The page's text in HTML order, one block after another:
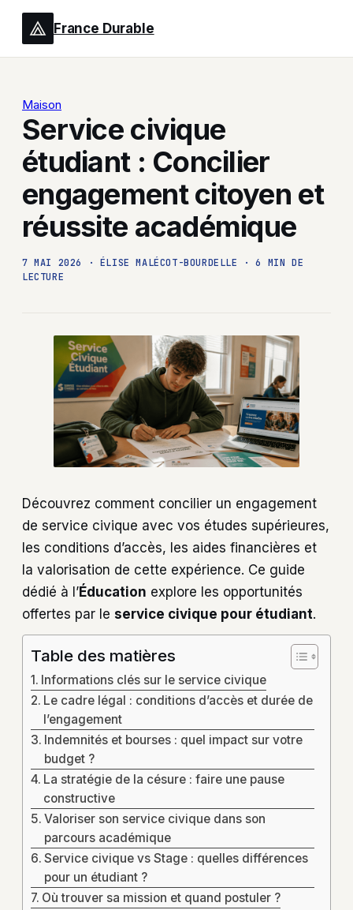
France Durable
Maison
Service civique
étudiant : Concilier
engagement citoyen et
réussite académique
7 MAI 2026 · ÉLISE MALÉCOT-BOURDELLE ·
6 MIN DE
LECTURE
Découvrez comment concilier un engagement
de service civique avec vos études supérieures,
les conditions d’accès, les aides financières et
la valorisation de cette expérience. Ce guide
dédié à l’Éducation explore les opportunités
offertes par le service civique pour étudiant.
Table des matières
Informations clés sur le service civique
Le cadre légal : conditions d’accès et durée de
l’engagement
Indemnités et bourses : quel impact sur votre
budget ?
La stratégie de la césure : faire une pause
constructive
Valoriser son service civique dans son
parcours académique
Service civique vs Stage : quelles différences
pour un étudiant ?
Où trouver sa mission et quand postuler ?